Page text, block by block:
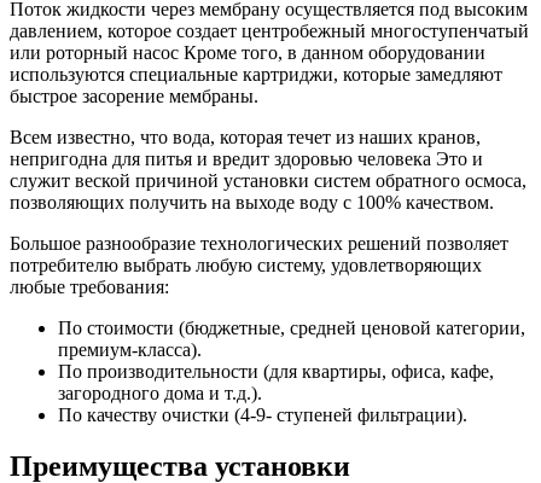
Поток жидкости через мембрану осуществляется под высоким
давлением, которое создает центробежный многоступенчатый
или роторный насос Кроме того, в данном оборудовании
используются специальные картриджи, которые замедляют
быстрое засорение мембраны.
Всем известно, что вода, которая течет из наших кранов,
непригодна для питья и вредит здоровью человека Это и
служит веской причиной установки систем обратного осмоса,
позволяющих получить на выходе воду с 100% качеством.
Большое разнообразие технологических решений позволяет
потребителю выбрать любую систему, удовлетворяющих
любые требования:
По стоимости (бюджетные, средней ценовой категории,
премиум-класса).
По производительности (для квартиры, офиса, кафе,
загородного дома и т.д.).
По качеству очистки (4-9- ступеней фильтрации).
Преимущества установки